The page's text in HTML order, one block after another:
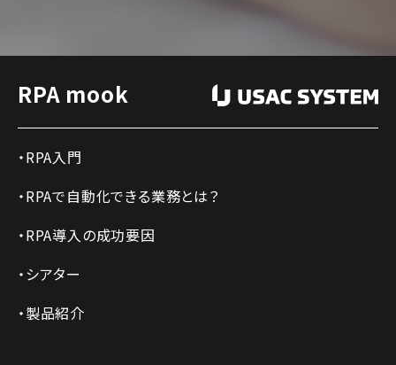
RPA mook
RPA入門
RPAで自動化できる業務とは？
RPA導入の成功要因
シアター
製品紹介